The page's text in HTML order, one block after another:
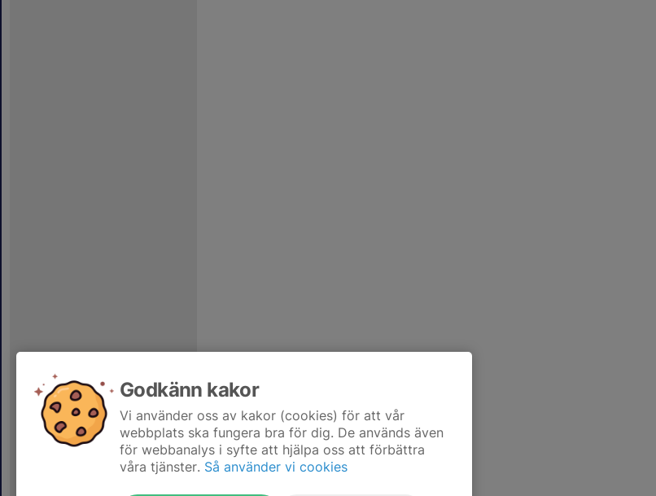
Godkänn kakor
Vi använder oss av kakor (cookies) för att vår
webbplats ska fungera bra för dig. De används även
för webbanalys i syfte att hjälpa oss att förbättra
våra tjänster. Så använder vi cookies